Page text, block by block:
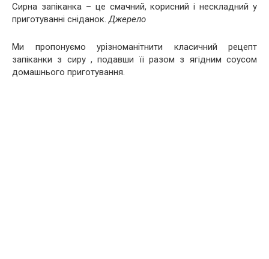
Сирна запіканка – це смачний, корисний і нескладний у
приготуванні сніданок.Джерело
Ми пропонуємо урізноманітнити класичний рецепт
запіканки з сиру , подавши її разом з ягідним соусом
домашнього приготування.